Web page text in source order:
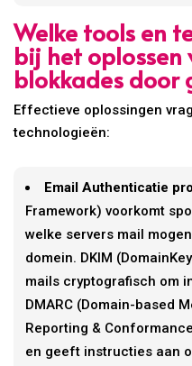
Welke tools en
bij het
blokkades door
Effectieve oplossingen
technologieën:
Email Authenticatie
Framework) voorkomt
welke servers mail
domein. DKIM
mails cryptografisch om
DMARC (Domain-based
Reporting &
en geeft instructies aan